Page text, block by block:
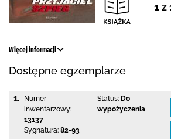
1 z
Więcej informacji
Dostępne egzemplarze
1.
Numer
inwentarzowy:
13137
Sygnatura: 82-93
Status: Do
wypożyczenia